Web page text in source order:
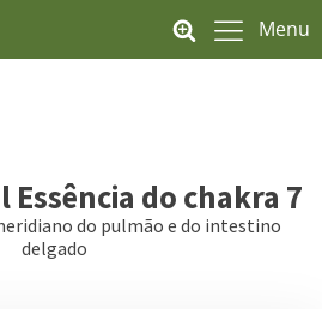
Menu
Essência do chakra 7
do pulmão e do intestino
delgado